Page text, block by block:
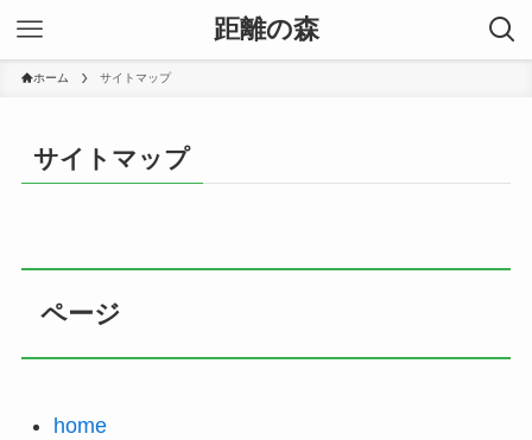
距離の森
ホーム サイトマップ
サイトマップ
ページ
home